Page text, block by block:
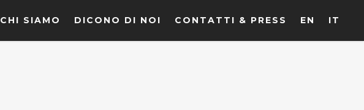
CHI SIAMO DICONO DI NOI CONTATTI & PRESS EN IT